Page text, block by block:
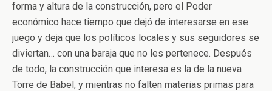
forma y altura de la construcción, pero el Poder
económico hace tiempo que dejó de interesarse en ese
juego y deja que los políticos locales y sus seguidores se
diviertan… con una baraja que no les pertenece. Después
de todo, la construcción que interesa es la de la nueva
Torre de Babel, y mientras no falten materias primas para